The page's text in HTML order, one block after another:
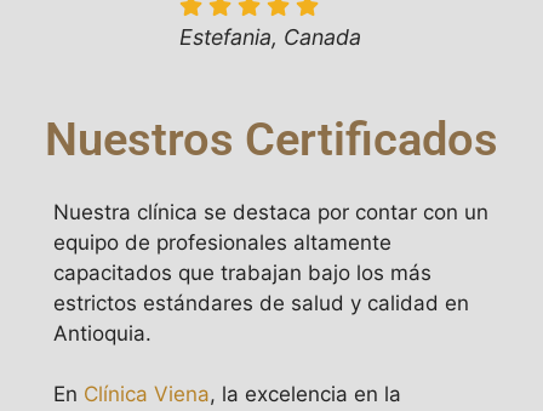
Estefania, Canada
Nuestros Certificados
Nuestra clínica se destaca por contar con un
equipo de profesionales altamente
capacitados que trabajan bajo los más
estrictos estándares de salud y calidad en
Antioquia.
En Clínica Viena, la excelencia en la